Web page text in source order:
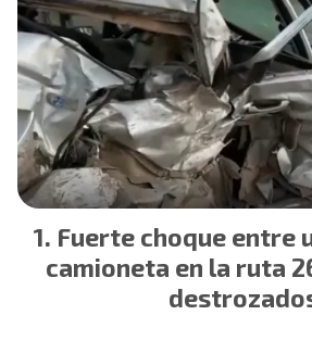
Fuerte choque entre
camioneta en la ruta